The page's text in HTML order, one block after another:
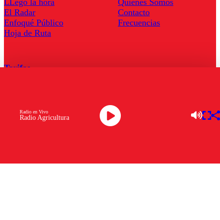
Radio Agricultura
Radio en Vivo
LLegó la hora
El Radar
Enfoqué Público
Hoja de Ruta
Quienes Somos
Contacto
Frecuencias
Tarifas
Descarga la APP